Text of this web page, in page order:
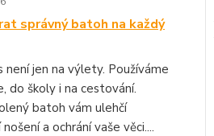
správný batoh na každý
není jen na výlety. Používáme
do školy i na cestování.
batoh vám ulehčí
a ochrání vaše věci....